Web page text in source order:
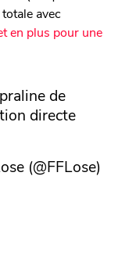
avec
en plus pour une
de
directe
(@FFLose)